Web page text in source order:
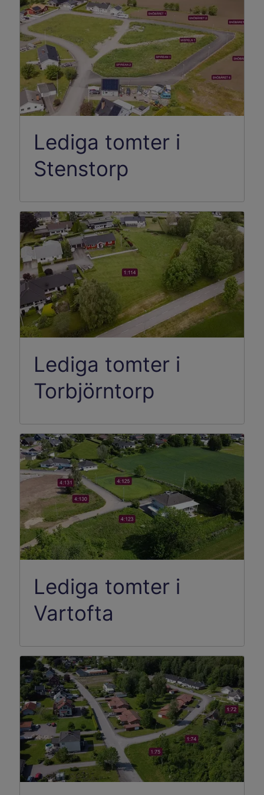
Lediga tomter i
Stenstorp
Lediga tomter i
Torbjörntorp
Lediga tomter i
Vartofta